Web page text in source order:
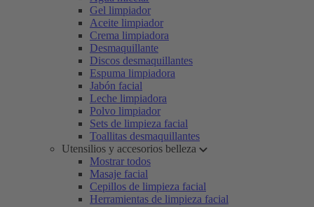
Gel limpiador
Aceite limpiador
Crema limpiadora
Desmaquillante
Discos desmaquillantes
Espuma limpiadora
Jabón facial
Leche limpiadora
Polvo limpiador
Sets de limpieza facial
Toallitas desmaquillantes
Utensilios y accesorios belleza
Mostrar todos
Masaje facial
Cepillos de limpieza facial
Herramientas de limpieza facial